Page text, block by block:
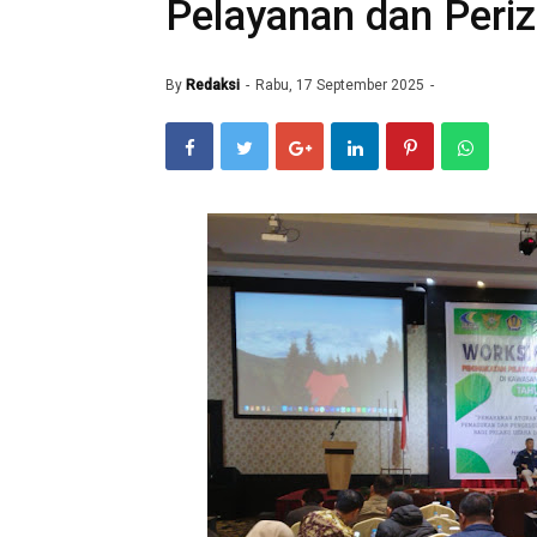
Pelayanan dan
By Redaksi Rabu, 17 September 2025